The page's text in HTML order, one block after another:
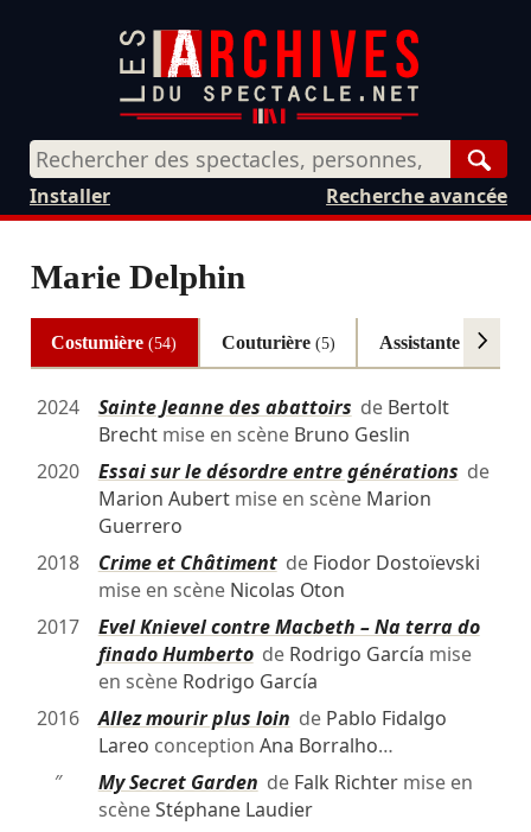
Recherche avancée
Installer
Marie Delphin
Costumière(54) Couturière (5) Assistante
2024 Sainte Jeanne des abattoirs de Bertolt
Brechtmise en scène Bruno Geslin
2020
Essai sur le désordre entre générations de
Marion Aubertmise en scène Marion
Guerrero
2018
Crime et Châtimentde Fiodor Dostoïevski
mise en scène Nicolas Oton
2017
Evel Knievel contre Macbeth – Na terra do
finado Humbertode Rodrigo García mise
en scène Rodrigo García
2016
Allez mourir plus loin de Pablo Fidalgo
Lareo conception Ana Borralho…
″
My Secret Garden de Falk Richtermise en
scèneStéphane Laudier